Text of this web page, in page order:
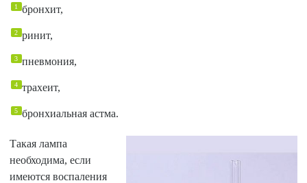
бронхит,
ринит,
пневмония,
трахеит,
бронхиальная астма.
Такая лампа
необходима, если
имеются воспаления